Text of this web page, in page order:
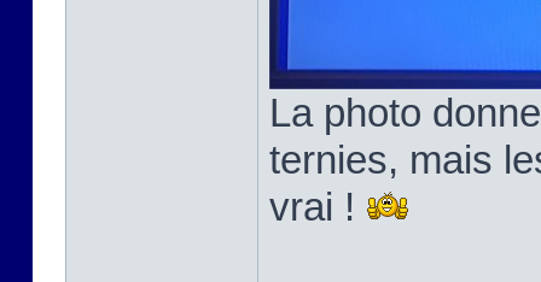
La photo
ternies, mais
vrai !